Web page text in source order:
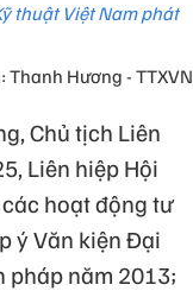
thuật Việt Nam phát
Thanh Hương - TTXVN
Chủ tịch Liên
Liên hiệp Hội
hoạt động tư
ý Văn kiện Đại
pháp năm 2013;